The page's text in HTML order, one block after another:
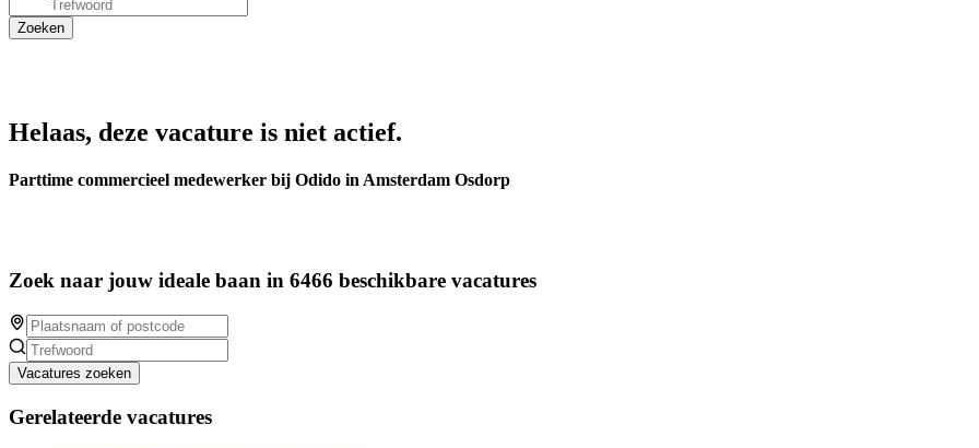
Helaas, deze vacature is niet actief.
Parttime commercieel medewerker bij Odido in Amsterdam Osdorp
Zoek naar jouw ideale baan in 6466 beschikbare vacatures
Vacatures zoeken
Gerelateerde vacatures